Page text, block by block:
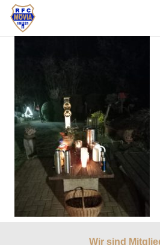
Wir sind